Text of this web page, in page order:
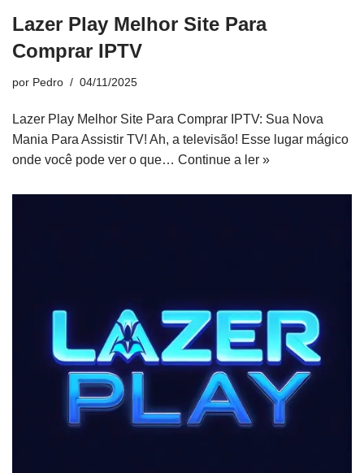
Lazer Play Melhor Site Para
Comprar IPTV
por Pedro 04/11/2025
Lazer Play Melhor Site Para Comprar IPTV: Sua Nova
Mania Para Assistir TV! Ah, a televisão! Esse lugar mágico
onde você pode ver o que… Continue a ler »